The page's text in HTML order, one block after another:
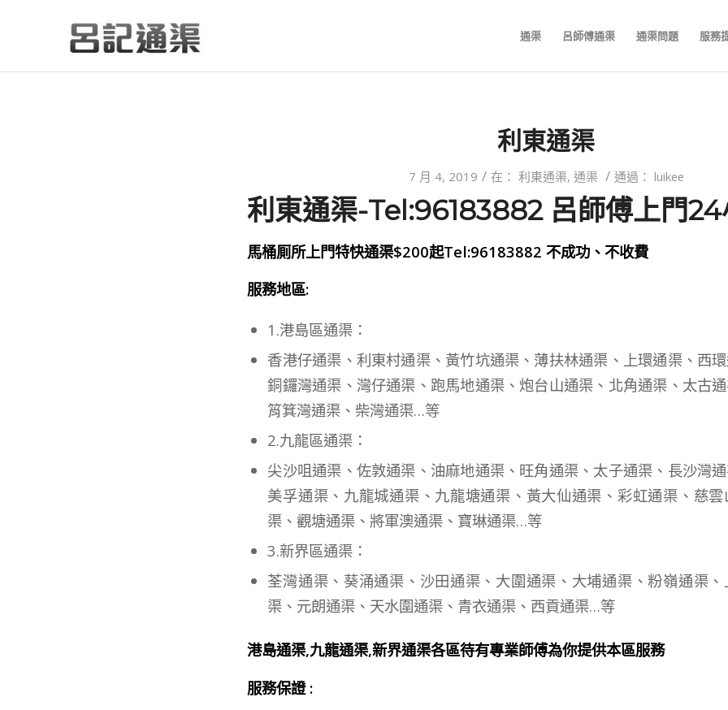
通渠 呂師傅通渠 通渠問題 服務
利東通渠
7 月 4, 2019 / 在： 利東通渠, 通渠 / 通過： luikee
利東通渠-Tel:96183882 呂師傅上門
馬桶厠所上門特快通渠$200起Tel:96183882 不成功、不收費
服務地區:
1.港島區通渠：
香港仔通渠、利東村通渠、黃竹坑通渠、薄扶林通渠、上環通渠、西
銅鑼灣通渠、灣仔通渠、跑馬地通渠、炮台山通渠、北角通渠、太古
筲箕灣通渠、柴灣通渠…等
2.九龍區通渠：
尖沙咀通渠、佐敦通渠、油麻地通渠、旺角通渠、太子通渠、長沙灣
美孚通渠、九龍城通渠、九龍塘通渠、黃大仙通渠、彩虹通渠、慈
渠、觀塘通渠、將軍澳通渠、寶琳通渠…等
3.新界區通渠：
荃灣通渠、葵涌通渠、沙田通渠、大圍通渠、大埔通渠、粉嶺通渠
渠、元朗通渠、天水圍通渠、青衣通渠、西貢通渠…等
港島通渠,九龍通渠,新界通渠各區待有專業師傅為你提供本區服務
服務保證 :